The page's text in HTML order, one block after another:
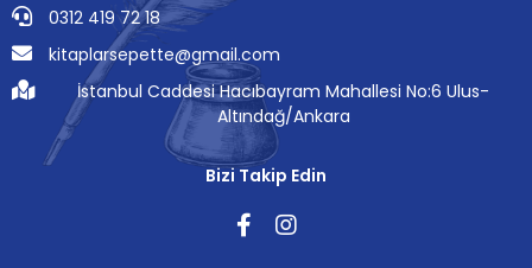
0312 419 72 18
kitaplarsepette@gmail.com
İstanbul Caddesi Hacıbayram Mahallesi No:6 Ulus-
Altındağ/Ankara
Bizi Takip Edin